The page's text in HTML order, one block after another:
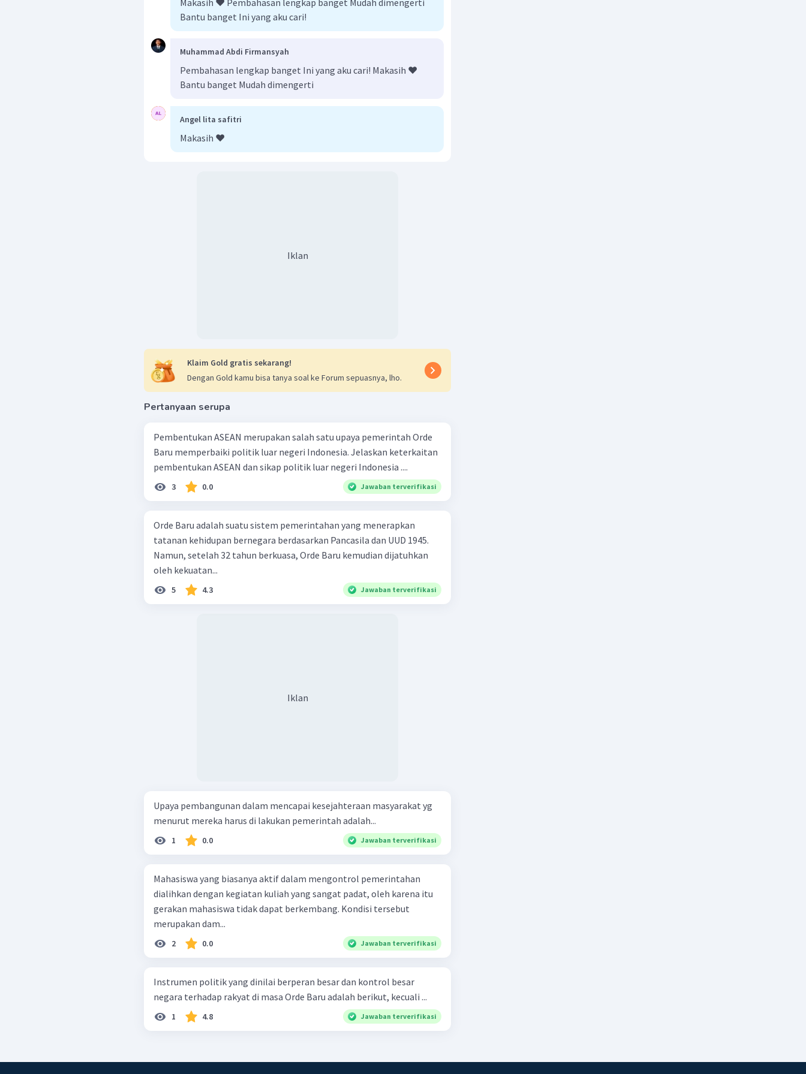
Bantu banget Ini yang aku cari!
Muhammad Abdi Firmansyah
Pembahasan lengkap banget Ini yang aku cari! Makasih ❤️
Bantu banget Mudah dimengerti
Angel lita safitri
Makasih ❤️
Iklan
Klaim Gold gratis sekarang!
Dengan Gold kamu bisa tanya soal ke Forum sepuasnya, lho.
Pertanyaan serupa
Pembentukan ASEAN merupakan salah satu upaya pemerintah Orde
Baru memperbaiki politik luar negeri Indonesia. Jelaskan keterkaitan
pembentukan ASEAN dan sikap politik luar negeri Indonesia ....
3 0.0 Jawaban terverifikasi
Orde Baru adalah suatu sistem pemerintahan yang menerapkan
tatanan kehidupan bernegara berdasarkan Pancasila dan UUD 1945.
Namun, setelah 32 tahun berkuasa, Orde Baru kemudian dijatuhkan
oleh kekuatan...
5 4.3 Jawaban terverifikasi
Iklan
Upaya pembangunan dalam mencapai kesejahteraan masyarakat yg
menurut mereka harus di lakukan pemerintah adalah...
1 0.0 Jawaban terverifikasi
Mahasiswa yang biasanya aktif dalam mengontrol pemerintahan
dialihkan dengan kegiatan kuliah yang sangat padat, oleh karena itu
gerakan mahasiswa tidak dapat berkembang. Kondisi tersebut
merupakan dam...
2 0.0 Jawaban terverifikasi
Instrumen politik yang dinilai berperan besar dan kontrol besar
negara terhadap rakyat di masa Orde Baru adalah berikut, kecuali ...
1 4.8 Jawaban terverifikasi